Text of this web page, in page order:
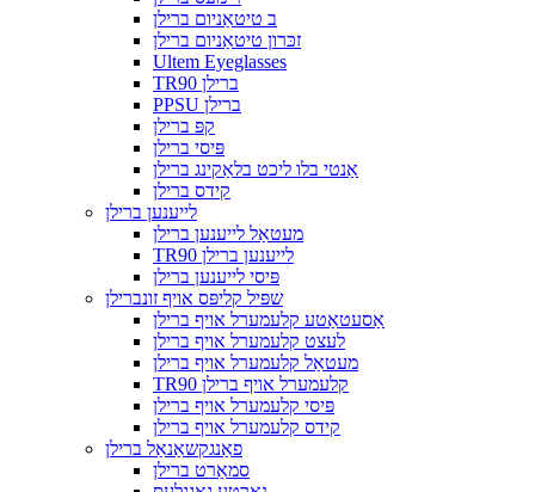
ב טיטאַניום ברילן
זכּרון טיטאַניום ברילן
Ultem Eyeglasses
TR90 ברילן
PPSU ברילן
קפּ ברילן
פּיסי ברילן
אַנטי בלו ליכט בלאַקינג ברילן
קידס ברילן
לייענען ברילן
מעטאַל לייענען ברילן
TR90 לייענען ברילן
פּיסי לייענען ברילן
שפּיל קליפּס אויף זונברילן
אַסעטאַטע קלעמערל אויף ברילן
לעצט קלעמערל אויף ברילן
מעטאַל קלעמערל אויף ברילן
TR90 קלעמערל אויף ברילן
פּיסי קלעמערל אויף ברילן
קידס קלעמערל אויף ברילן
פאַנגקשאַנאַל ברילן
סמאַרט ברילן